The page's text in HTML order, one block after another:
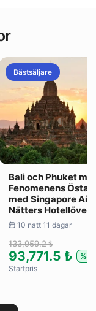
Bästsäljare
Bali och Phuket
Fenomenens
med Singapore
Nätters
10 natt 11 dagar
133,959.2 ₺
93,771.5 ₺
%30
Startpris